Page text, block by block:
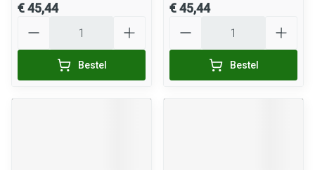
€ 45,44
Bestel
€ 45,44
Bestel